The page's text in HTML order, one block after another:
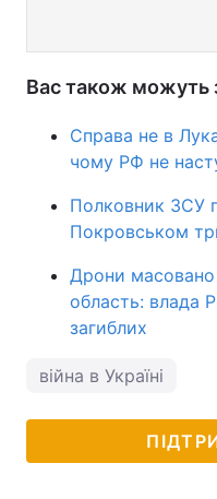
Вас також можуть
Справа не в
чому РФ не
Полковник ЗСУ
Покровськом
Дрони
область: влада
загиблих
війна в Україні